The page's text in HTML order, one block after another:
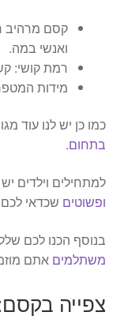
קסם מרהיב
ואנשי במה.
רמת קושי:
מידות
כמו כן יש לנו עוד
בתחום.
למתחילים וילדים
ופשוטים שכדאי
בנוסף הכנו לכם
משתלמים אתם
צפייה